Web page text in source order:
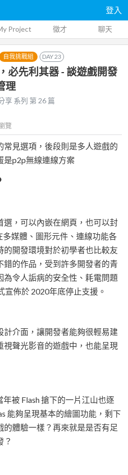
登入
Project 徵才 聊天
自我挑戰組 DAY23
必先利其器 - 談遊戲開發
理
享 系列 第26 篇
覽
見選項，後段則是多人遊戲的
是p2p無線連線方案
選，可以內嵌在網頁，也可以封
多媒體、圖形元件、連線功能各
的開發環境對於初學者也比較友
的作品，受到許多開發者的青
為令人詬病的安全性、耗電問題
佈於 2020年底停止支援。
介面，讓開發者能夠很輕易建
視聲光影音的遊戲中，也能呈現
被 Flash 搶下的一片江山也逐
能夠呈現基本的繪圖功能，剩下
的體驗一樣？再來就是是否有足
？